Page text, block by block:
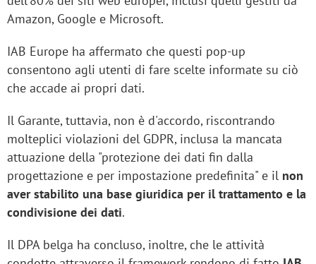
Amazon, Google e Microsoft.
IAB Europe ha affermato che questi pop-up
consentono agli utenti di fare scelte informate su ciò
che accade ai propri dati.
Il Garante, tuttavia, non è d'accordo, riscontrando
molteplici violazioni del GDPR, inclusa la mancata
attuazione della "protezione dei dati fin dalla
progettazione e per impostazione predefinita" e il non
aver stabilito una base giuridica per il trattamento e la
condivisione dei dati.
Il DPA belga ha concluso, inoltre, che le attività